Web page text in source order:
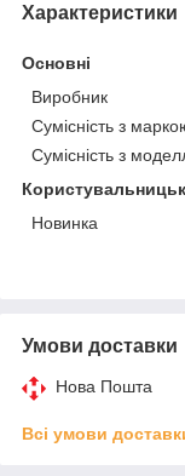
Характеристики
Основні
Виробник
Сумісність з
Сумісність з
Новинка
Умови доставки
Нова Пошта
Всі умови